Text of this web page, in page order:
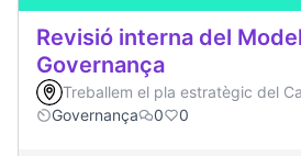
Revisió interna del
Governança
Treballem el pla estratègic del
Governança
0 0